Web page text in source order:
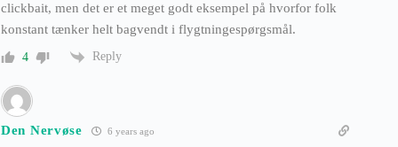
clickbait, men det er et meget godt eksempel på hvorfor folk
konstant tænker helt bagvendt i flygtningespørgsmål.
4 Reply
Den Nervøse 6 years ago